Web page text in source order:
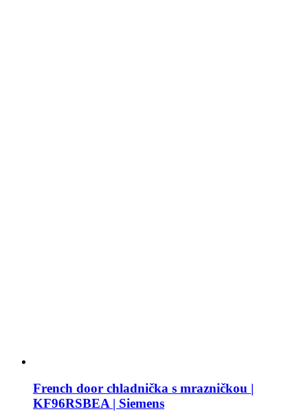
French door chladnička s mrazničkou |
KF96RSBEA | Siemens